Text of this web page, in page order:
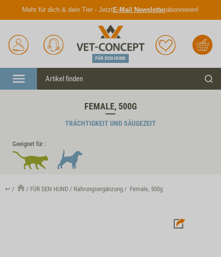
Mehr für dich & dein Tier - JetztE-Mail Newsletterabonnieren!
Anmelden
Unser
Service
FÜR DEN HUND
Merkliste Warenkorb
Menü
FEMALE, 500G
TRÄCHTIGKEIT UND SÄUGEZEIT
Geeignet für :
↩ FÜR DEN HUND Nahrungsergänzung Female, 500g